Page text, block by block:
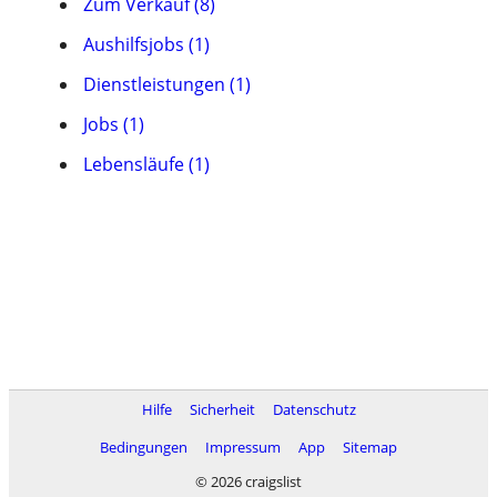
Aushilfsjobs (1)
Dienstleistungen (1)
Jobs (1)
Lebensläufe (1)
Hilfe Sicherheit
Datenschutz
Bedingungen
Impressum App
Sitemap
© 2026 craigslist